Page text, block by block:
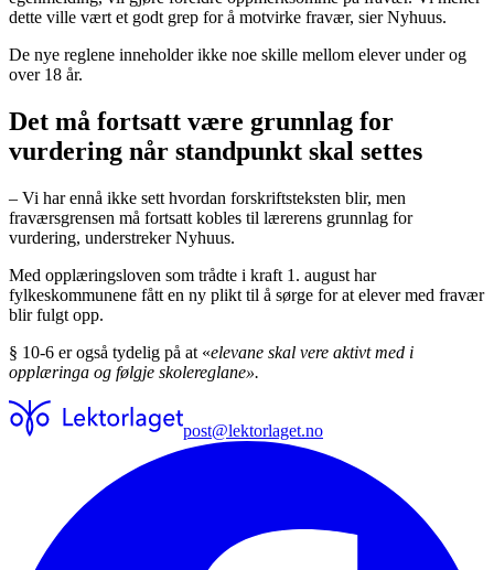
dette ville vært et godt grep for å motvirke fravær, sier Nyhuus.
De nye reglene inneholder ikke noe skille mellom elever under og
over 18 år.
Det må fortsatt være grunnlag for
vurdering når standpunkt skal settes
– Vi har ennå ikke sett hvordan forskriftsteksten blir, men
fraværsgrensen må fortsatt kobles til lærerens grunnlag for
vurdering, understreker Nyhuus.
Med opplæringsloven som trådte i kraft 1. august har
fylkeskommunene fått en ny plikt til å sørge for at elever med fravær
blir fulgt opp.
§ 10-6 er også tydelig på at «elevane skal vere aktivt med i
opplæringa og følgje skolereglane».
post@lektorlaget.no